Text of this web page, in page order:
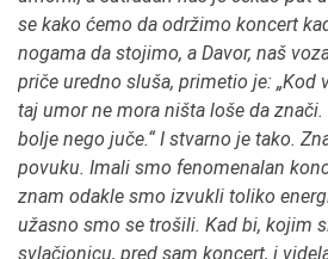
se kako ćemo da održimo koncert
nogama da stojimo, a Davor, naš
priče uredno sluša, primetio je: „Kod
taj umor ne mora ništa loše da
bolje nego juče.“ I stvarno je tako.
povuku. Imali smo fenomenalan
znam odakle smo izvukli toliko
užasno smo se trošili. Kad bi, kojim
svlačionicu, pred sam koncert, i